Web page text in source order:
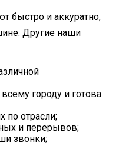
быстро и аккуратно,
Другие наши
городу и готова
по отрасли;
и перерывов;
звонки;